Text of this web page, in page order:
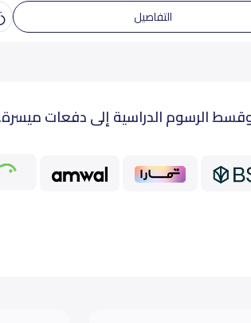
التفاصيل
الرسوم الدراسية إلى دفعات ميسرة.